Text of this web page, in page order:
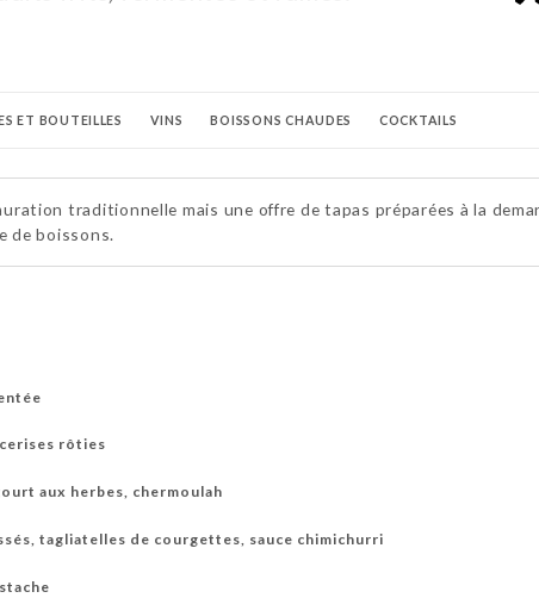
ET BOUTEILLES VINS BOISSONS CHAUDES COCKTAILS
traditionnelle mais une offre de tapas préparées à la
de boissons.
rôties
aux herbes, chermoulah
tagliatelles de courgettes, sauce chimichurri